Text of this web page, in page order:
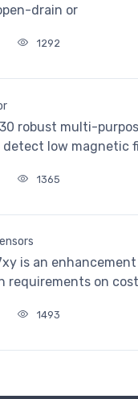
drain or
1292
robust multi-
low magnetic
1365
is an
requirements on
1493